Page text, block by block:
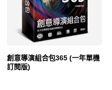
創意導演組合包365 (一年單機
訂閱版)